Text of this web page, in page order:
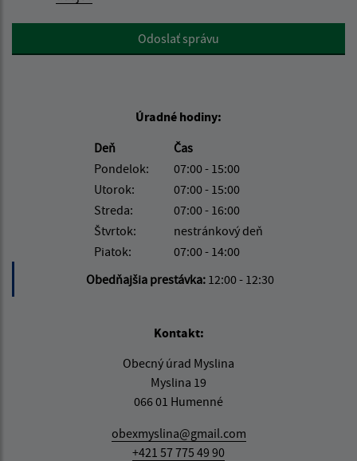
Google reCaptcha ResponseOdoslať správu
Úradné hodiny:
Deň
Čas
Pondelok:
07:00 - 15:00
Utorok:
07:00 - 15:00
Streda:
07:00 - 16:00
Štvrtok:
nestránkový deň
Piatok:
07:00 - 14:00
Obedňajšia prestávka: 12:00 - 12:30
Kontakt:
Obecný úrad Myslina
Myslina 19
066 01 Humenné
obexmyslina@gmail.com
+421 57 775 49 90